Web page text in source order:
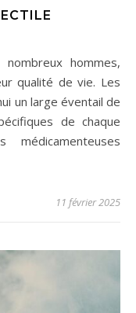
qualité de vie. Les
un large éventail de
de chaque
11 février 2025